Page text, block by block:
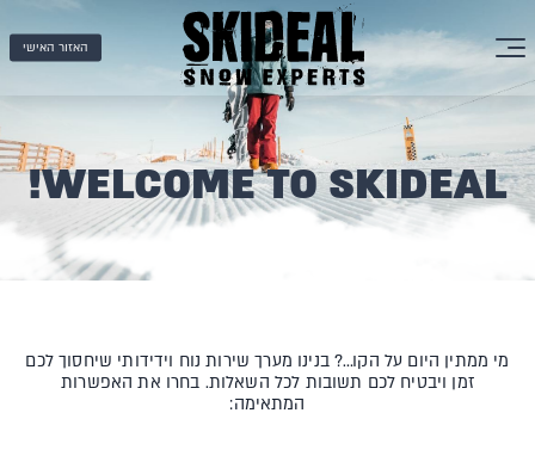
האזור האישי
WELCOME TO SKIDEAL!
מי ממתין היום על הקו…? בנינו מערך שירות נוח וידידותי שיחסוך לכם
זמן ויבטיח לכם תשובות לכל השאלות. בחרו את האפשרות
המתאימה: